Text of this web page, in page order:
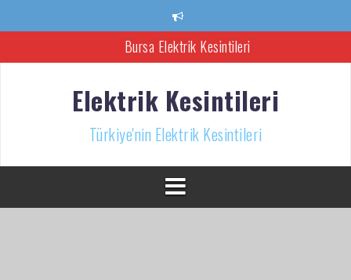
Ankara Elektrik Kesintisi
İzmir Elektrik Kesintisi
Bursa Elektrik Kesintileri
Elektrik Kesintileri
Türkiye'nin Elektrik Kesintileri